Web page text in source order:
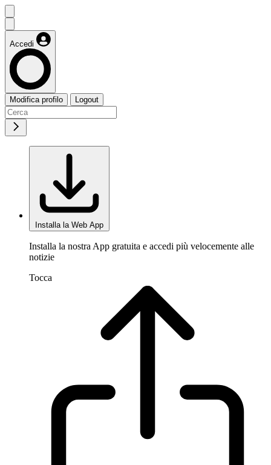
Accedi
Modifica profilo Logout
Installa la Web App
Installa la nostra App gratuita e accedi più velocemente alle
notizie
Tocca